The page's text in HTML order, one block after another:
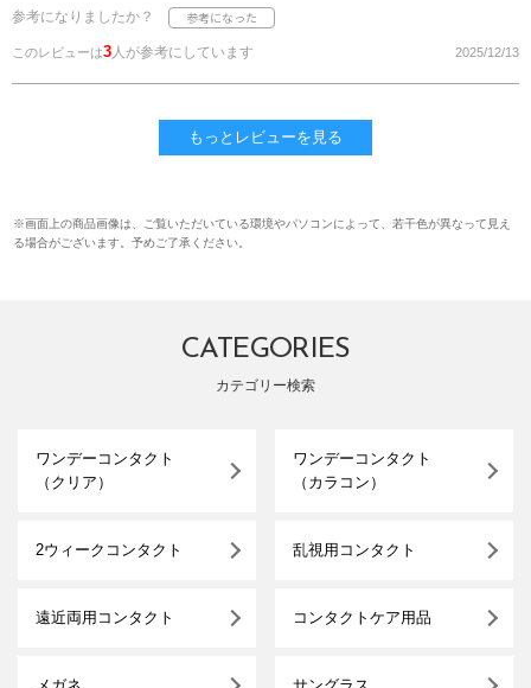
参考になりましたか？
このレビューは3 人が参考にしています 2025/12/13
もっとレビューを見る
※画面上の商品画像は、ご覧いただいている環境やパソコンによって、若干色が異なって見え
る場合がございます。予めご了承ください。
CATEGORIES
カテゴリー検索
ワンデーコンタクト
（クリア）
ワンデーコンタクト
（カラコン）
2ウィークコンタクト 乱視用コンタクト
遠近両用コンタクト コンタクトケア用品